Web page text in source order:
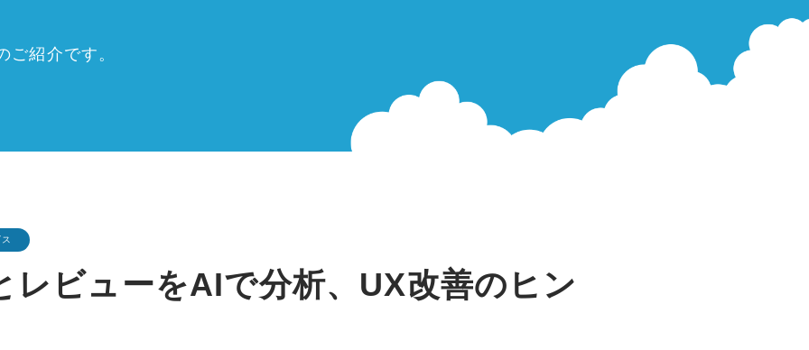
紹介です。
レビューをAIで分析、UX改善のヒン